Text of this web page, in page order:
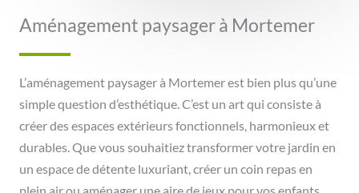
Aménagement paysager à Mortemer
L’aménagement paysager à Mortemer est bien plus qu’une
simple question d’esthétique. C’est un art qui consiste à
créer des espaces extérieurs fonctionnels, harmonieux et
durables. Que vous souhaitiez transformer votre jardin en
un espace de détente luxuriant, créer un coin repas en